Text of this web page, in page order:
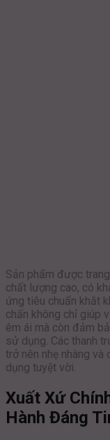
Sản phẩm được
chất lượng cao, có
ứng tiêu chuẩn khắt
chấn không chỉ giúp
êm ái mà còn đảm
sử dụng. Các thanh
trở nên nhẹ nhàng
dụng tuyệt vời.
Xuất Xứ
Hành Đáng